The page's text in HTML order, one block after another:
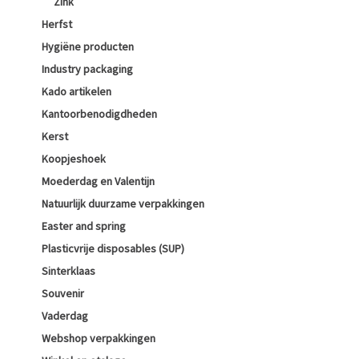
Herfst
Hygiëne producten
Industry packaging
Kado artikelen
Kantoorbenodigdheden
Kerst
Koopjeshoek
Moederdag en Valentijn
Natuurlijk duurzame verpakkingen
Easter and spring
Plasticvrije disposables (SUP)
Sinterklaas
Souvenir
Vaderdag
Webshop verpakkingen